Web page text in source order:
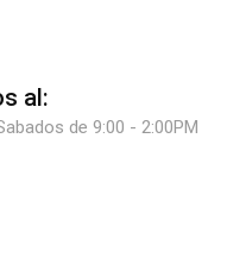
al:
de 9:00 - 2:00PM